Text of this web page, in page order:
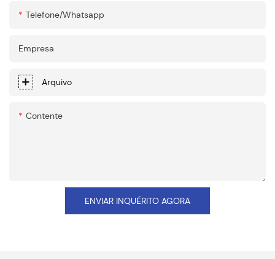
Telefone/whatsapp
Empresa
Arquivo
Contente
ENVIAR INQUÉRITO AGORA